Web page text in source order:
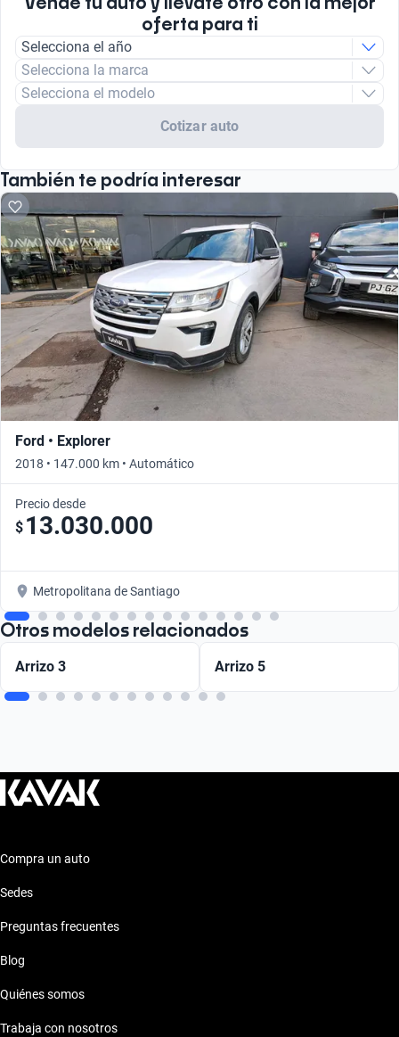
Vende tu auto y llevate otro con la mejor
oferta para ti
Selecciona el año
Selecciona la marca
Selecciona el modelo
Cotizar auto
También te podría interesar
Ford • Explorer
2018 • 147.000 km • Automático
Precio desde
$ 13.030.000
Metropolitana de Santiago
Otros modelos relacionados
Arrizo 3 Arrizo 5
Compra un auto
Sedes
Preguntas frecuentes
Blog
Quiénes somos
Trabaja con nosotros